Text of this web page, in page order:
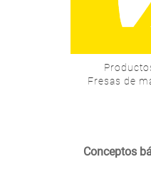
Fresas de
Conceptos